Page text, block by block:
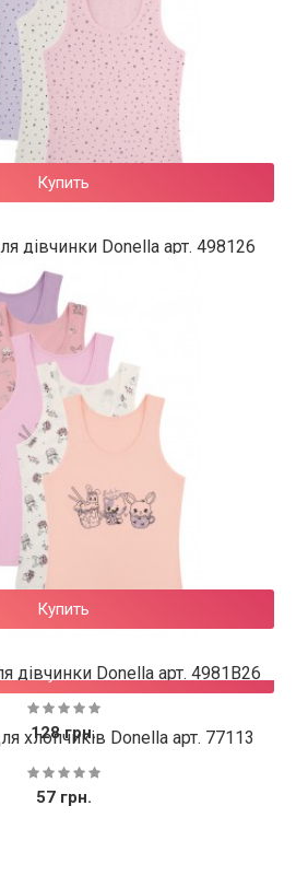
Купить
дівчинки Donella арт. 498126
130 грн.
Купить
дівчинки Donella арт. 4981B26
128 грн.
Купить
хлопчиків Donella арт. 77113
57 грн.